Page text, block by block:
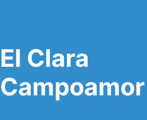
EI Clara
Campoamor